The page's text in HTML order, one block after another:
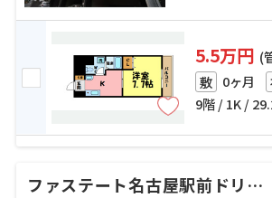
5.5万円 (
敷 0ヶ月
9階 / 1K /
ファステート名古屋駅前ドリーム